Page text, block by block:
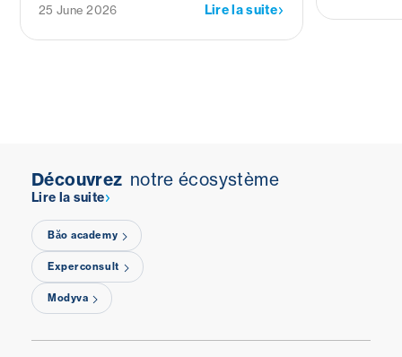
25 June 2026
Lire la suite
les
Découvrez notre écosystème
Lire la suite
Băo academy
Experconsult
Modyva